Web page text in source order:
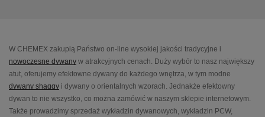
W CHEMEX zakupią Państwo on-line wysokiej jakości tradycyjne i
nowoczesne dywany w atrakcyjnych cenach. Duży wybór to nasz największy
atut, oferujemy efektowne dywany do każdego wnętrza, w tym modne
dywany shaggy i dywany o orientalnych wzorach. Jednakże efektowny
dywan to nie wszystko, co można zamówić w naszym sklepie internetowym.
Także prowadzimy sprzedaż wykładzin dywanowych, wykładzin PCW,